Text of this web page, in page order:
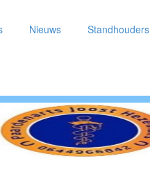
Nieuws Standhouders